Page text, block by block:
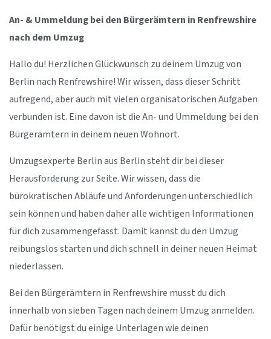
An- & Ummeldung bei den Bürgerämtern in Renfrewshire
nach dem Umzug
Hallo du! Herzlichen Glückwunsch zu deinem Umzug von
Berlin nach Renfrewshire! Wir wissen, dass dieser Schritt
aufregend, aber auch mit vielen organisatorischen Aufgaben
verbunden ist. Eine davon ist die An- und Ummeldung bei den
Bürgerämtern in deinem neuen Wohnort.
Umzugsexperte Berlin aus Berlin steht dir bei dieser
Herausforderung zur Seite. Wir wissen, dass die
bürokratischen Abläufe und Anforderungen unterschiedlich
sein können und haben daher alle wichtigen Informationen
für dich zusammengefasst. Damit kannst du den Umzug
reibungslos starten und dich schnell in deiner neuen Heimat
niederlassen.
Bei den Bürgerämtern in Renfrewshire musst du dich
innerhalb von sieben Tagen nach deinem Umzug anmelden.
Dafür benötigst du einige Unterlagen wie deinen